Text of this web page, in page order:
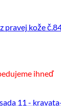
pravej kože
ihneď